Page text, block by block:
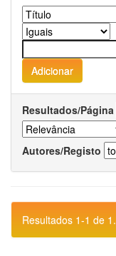
Resultados/Página
Autores/Registo
Resultados 1-1 de 1.